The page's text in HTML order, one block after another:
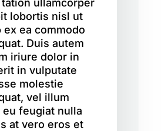
ullamcorper
lobortis nisl ut
ex ea commodo
Duis autem
iriure dolor in
in vulputate
molestie
vel illum
feugiat nulla
at vero eros et